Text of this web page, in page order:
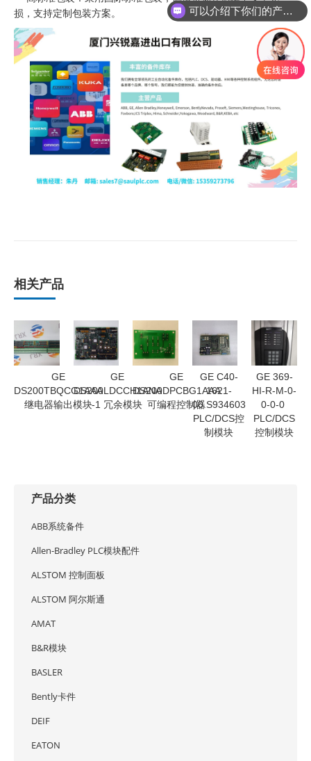
损，支持定制包装方案。
相关产品
GE
DS200TBQCG1AAA
继电器输出模块
GE
DS200LDCCH1ANA
-1 冗余模块
GE
DS200DPCBG1AAA
可编程控制器
GE C40-
1621-
00.S934603
PLC/DCS控
制模块
GE 369-
HI-R-M-0-
0-0-0
PLC/DCS
控制模块
产品分类
ABB系统备件
Allen-Bradley PLC模块配件
ALSTOM 控制面板
ALSTOM 阿尔斯通
AMAT
B&R模块
BASLER
Bently卡件
DEIF
EATON
可以介绍下你们的产品么
你们是怎么收费的呢